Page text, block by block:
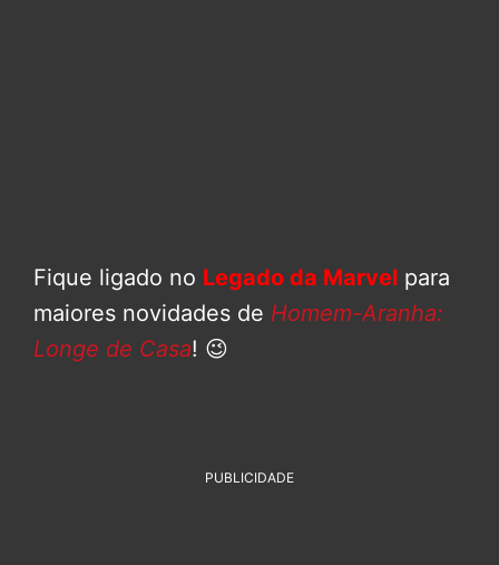
Fique ligado no Legado da Marvel para
maiores novidades de Homem-Aranha:
Longe de Casa! 😉
PUBLICIDADE